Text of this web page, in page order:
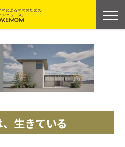
生きている